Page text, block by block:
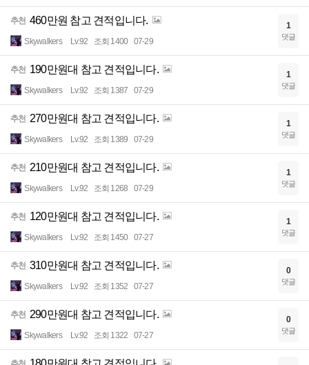
추천 460만원 참고 견적입니다.
Skywalkers Lv.92 조회 1400 07-29
1
댓글
추천 190만원대 참고 견적입니다.
Skywalkers Lv.92 조회 1387 07-29
1
댓글
추천 270만원대 참고 견적입니다.
Skywalkers Lv.92 조회 1389 07-29
1
댓글
추천 210만원대 참고 견적입니다.
Skywalkers Lv.92 조회 1268 07-29
1
댓글
추천 120만원대 참고 견적입니다.
Skywalkers Lv.92 조회 1450 07-27
1
댓글
추천 310만원대 참고 견적입니다.
Skywalkers Lv.92 조회 1352 07-27
0
댓글
추천 290만원대 참고 견적입니다.
Skywalkers Lv.92 조회 1322 07-27
0
댓글